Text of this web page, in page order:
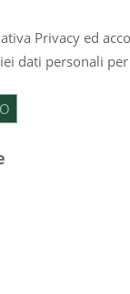
Privacyed
dati personali